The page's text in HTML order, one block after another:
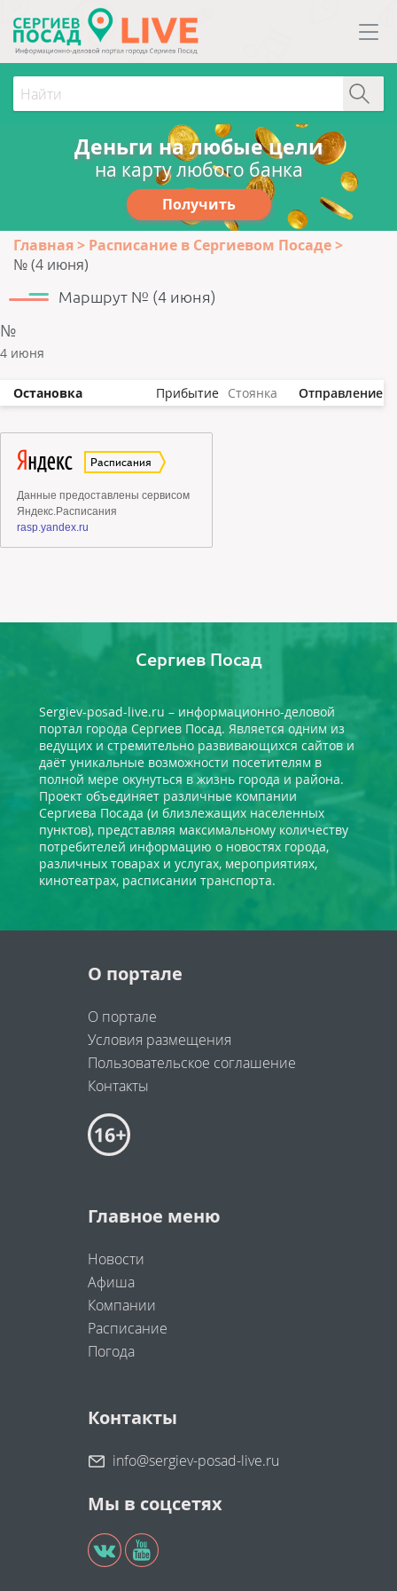
Деньги на любые цели
на карту любого банка
Получить
Главная
Расписание в Сергиевом Посаде
№ (4 июня)
Маршрут № (4 июня)
№
4 июня
Остановка Прибытие Стоянка Отправление
Сергиев Посад
Sergiev-posad-live.ru – информационно-деловой
портал города Сергиев Посад. Является одним из
ведущих и стремительно развивающихся сайтов и
даёт уникальные возможности посетителям в
полной мере окунуться в жизнь города и района.
Проект объединяет различные компании
Сергиева Посада (и близлежащих населенных
пунктов), представляя максимальному количеству
потребителей информацию о новостях города,
различных товарах и услугах, мероприятиях,
кинотеатрах, расписании транспорта.
О портале
О портале
Условия размещения
Пользовательское соглашение
Контакты
Главное меню
Новости
Афиша
Компании
Расписание
Погода
Контакты
info@sergiev-posad-live.ru
Мы в соцсетях